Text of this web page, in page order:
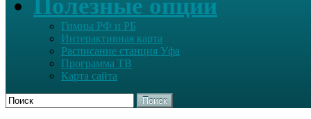
Полезные опции
Гимны РФ и РБ
Интерактивная карта
Расписание станция Уфа
Программа ТВ
Карта сайта
Поиск